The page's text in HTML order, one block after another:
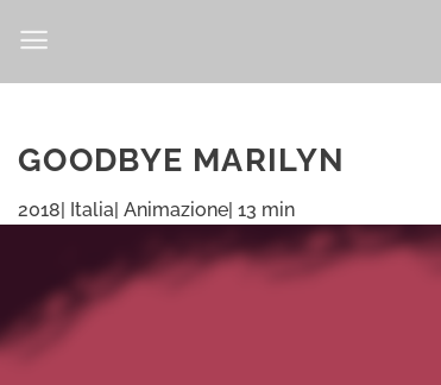
GOODBYE MARILYN
2018| Italia| Animazione| 13 min